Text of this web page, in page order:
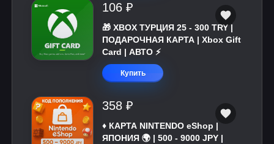
106 ₽
🎁 XBOX ТУРЦИЯ 25 - 300 TRY |
ПОДАРОЧНАЯ КАРТА | Xbox Gift
Card | АВТО ⚡
Купить
358 ₽
♦️ КАРТА NINTENDO eShop |
ЯПОНИЯ 🌍 | 500 - 9000 JPY |